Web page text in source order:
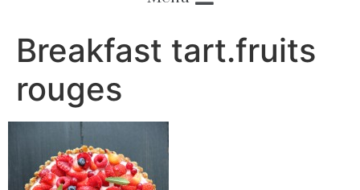
Breakfast tart.fruits
rouges